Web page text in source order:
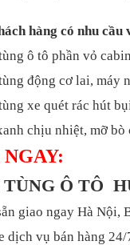
hàng có nhu cầu
ô tô phần vỏ
động cơ lai, máy
xe quét rác hút
chịu nhiệt, mỡ
TÙNG Ô TÔ
giao ngay Hà Nội,
dịch vụ bán hàng 24/